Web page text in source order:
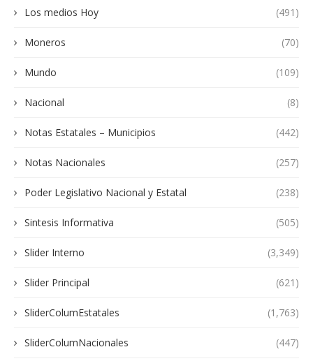
Los medios Hoy (491)
Moneros (70)
Mundo (109)
Nacional (8)
Notas Estatales – Municipios (442)
Notas Nacionales (257)
Poder Legislativo Nacional y Estatal (238)
Sintesis Informativa (505)
Slider Interno (3,349)
Slider Principal (621)
SliderColumEstatales (1,763)
SliderColumNacionales (447)